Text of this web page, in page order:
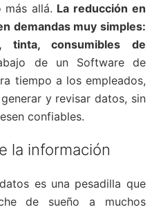
allá. La reducción en
demandas muy simples:
tinta, consumibles de
de un Software de
tiempo a los empleados,
y revisar datos, sin
confiables.
la información
es una pesadilla que
de sueño a muchos